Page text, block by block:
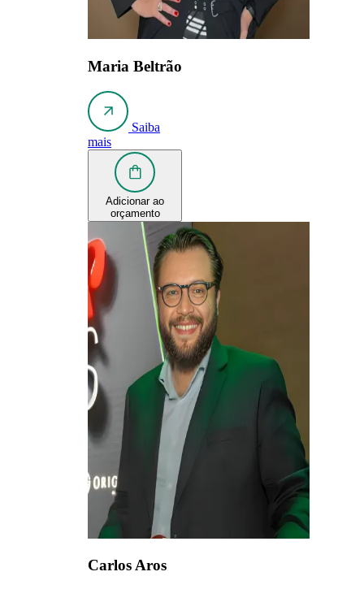
Maria Beltrão
Saiba
mais
Adicionar ao
orçamento
Carlos Aros